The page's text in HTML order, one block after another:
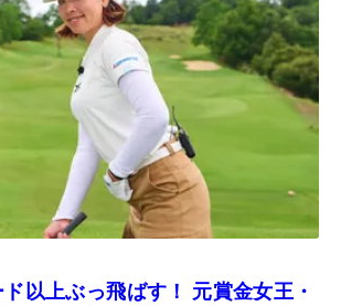
以上ぶっ飛ばす！ 元賞金女王・